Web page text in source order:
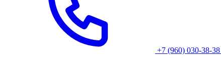
+7 (960) 030-38-38